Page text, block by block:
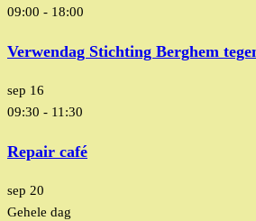
09:00 - 18:00
Verwendag Stichting Berghem
sep 16
09:30 - 11:30
Repair café
sep 20
Gehele dag